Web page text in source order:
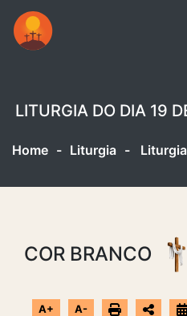
LITURGIA DO DIA 19
Home - Liturgia -
COR BRANCO
A+ A-